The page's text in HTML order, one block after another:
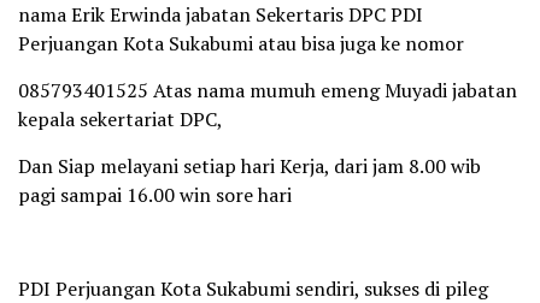
nama Erik Erwinda jabatan Sekertaris DPC PDI
Perjuangan Kota Sukabumi atau bisa juga ke nomor
085793401525 Atas nama mumuh emeng Muyadi jabatan
kepala sekertariat DPC,
Dan Siap melayani setiap hari Kerja, dari jam 8.00 wib
pagi sampai 16.00 win sore hari
PDI Perjuangan Kota Sukabumi sendiri, sukses di pileg